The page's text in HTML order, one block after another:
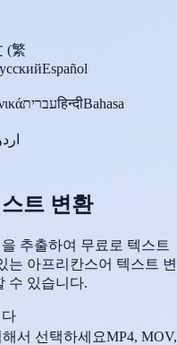
(繁
Español
עבריתहिन्दीBahasa
트 변환
추출하여 무료로 텍스트
는 아프리칸스어 텍스트 변
수 있습니다.
서 선택하세요MP4, MOV,